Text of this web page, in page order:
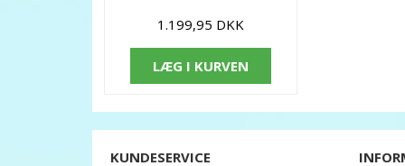
1.199,95 DKK
LÆG I KURVEN
KUNDESERVICE